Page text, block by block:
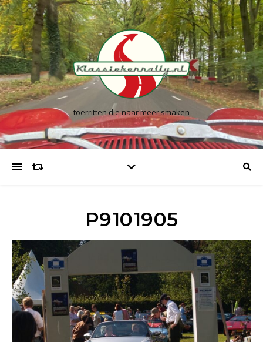
toerritten die naar meer smaken
P9101905